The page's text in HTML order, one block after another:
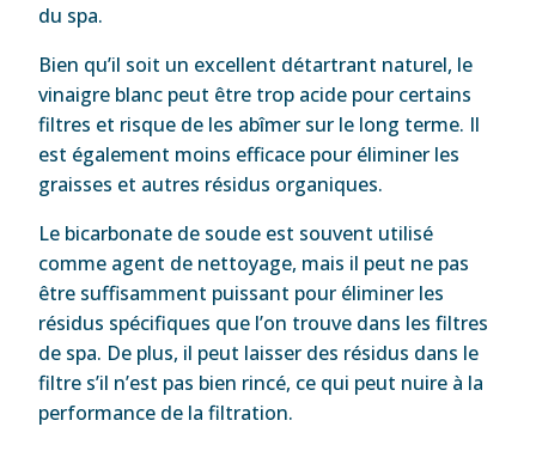
du spa.
Bien qu’il soit un excellent détartrant naturel, le
vinaigre blanc peut être trop acide pour certains
filtres et risque de les abîmer sur le long terme. Il
est également moins efficace pour éliminer les
graisses et autres résidus organiques.
Le bicarbonate de soude est souvent utilisé
comme agent de nettoyage, mais il peut ne pas
être suffisamment puissant pour éliminer les
résidus spécifiques que l’on trouve dans les filtres
de spa. De plus, il peut laisser des résidus dans le
filtre s’il n’est pas bien rincé, ce qui peut nuire à la
performance de la filtration.